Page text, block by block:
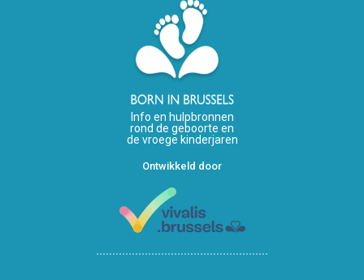
Info en hulpbronnen
rond de geboorte en
de vroege kinderjaren
Ontwikkeld door